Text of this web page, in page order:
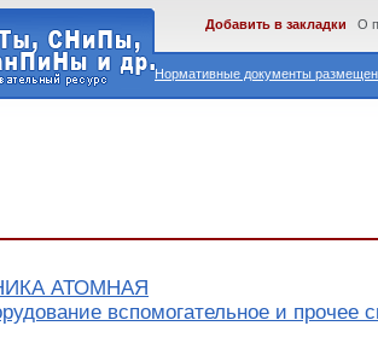
Нормативные документы
Добавить в закладки О
АТОМНАЯ
вспомогательное и прочее